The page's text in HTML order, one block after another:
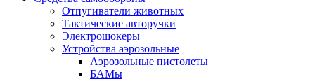
Отпугиватели животных
Тактические авторучки
Электрошокеры
Устройства аэрозольные
Аэрозольные пистолеты
БАМы